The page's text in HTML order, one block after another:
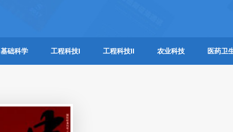
基础科学 工程科技I 工程科技II 农业科技 医药卫